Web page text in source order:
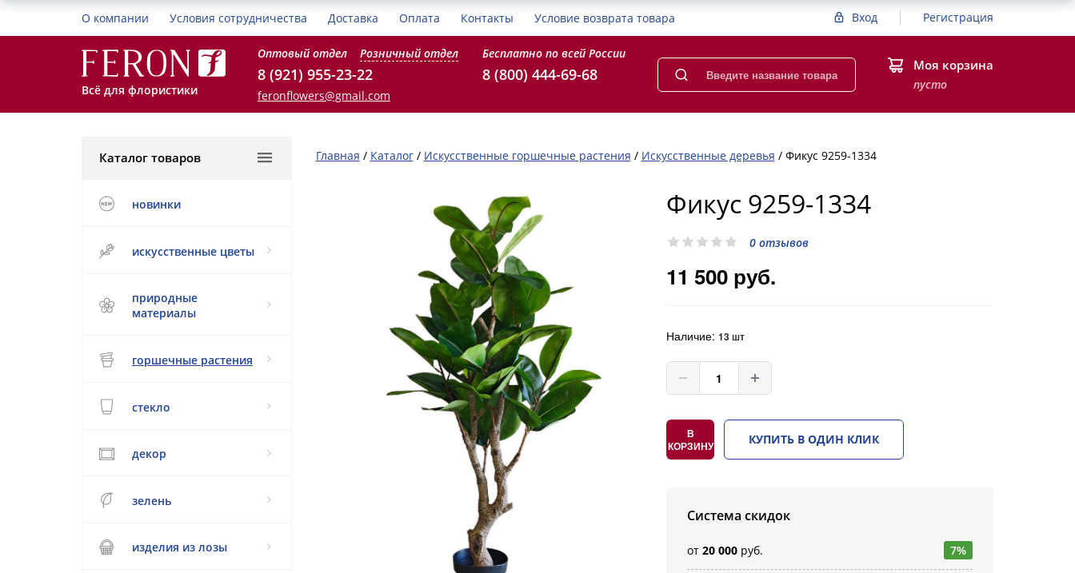
О компании Условия сотрудничества Доставка Оплата Контакты Условие возврата товара Вход Регистрация
Всё для флористики
Оптовый отдел Розничный отдел
8 (921) 955-23-22
feronflowers@gmail.com
Бесплатно по всей России
8 (800) 444-69-68 Моя корзина
пусто
Каталог товаров
новинки
искусственные цветы
природные
материалы
горшечные растения
стекло
декор
зелень
изделия из лозы
Главная / Каталог / Искусственные горшечные растения / Искусственные деревья / Фикус 9259-1334
Фикус 9259-1334
0 отзывов
11 500 руб.
Наличие:13 шт
В
КОРЗИНУ
КУПИТЬ В ОДИН КЛИК
Система скидок
от20 000 руб. 7%